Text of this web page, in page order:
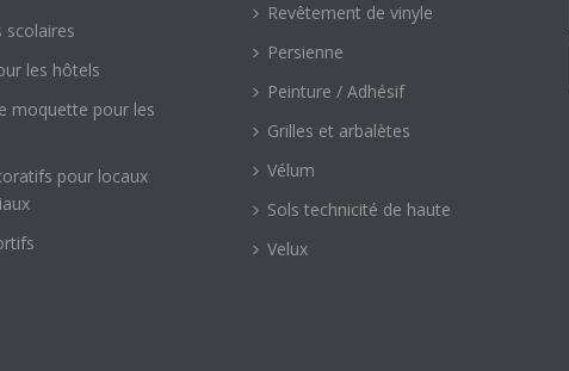
les hôtels
moquette pour les
pour locaux
Revêtement de vinyle
Persienne
Peinture / Adhésif
Grilles et arbalètes
Vélum
Sols technicité de haute
Velux